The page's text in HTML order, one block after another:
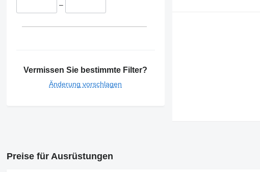
–
Vermissen Sie bestimmte Filter?
Änderung vorschlagen
Preise für Ausrüstungen